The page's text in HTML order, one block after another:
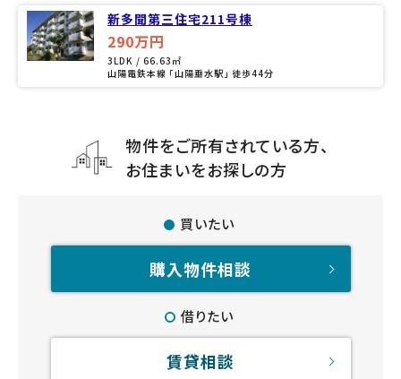
新多聞第三住宅211号棟
290万円
3LDK / 66.63㎡
山陽電鉄本線 「山陽垂水駅」 徒歩44分
物件をご所有されている方、
お住まいをお探しの方
買いたい
購入物件相談
借りたい
賃貸相談